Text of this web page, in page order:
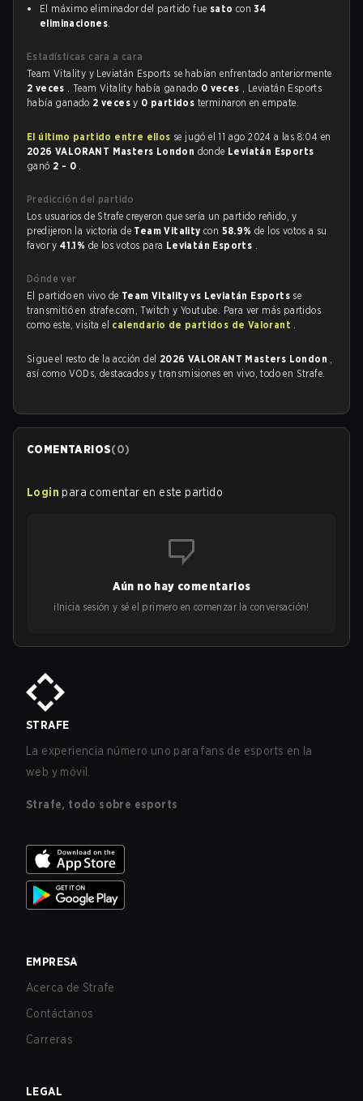
El máximo eliminador del partido fue sato con34
eliminaciones.
Estadísticas cara a cara
Team Vitality y Leviatán Esports se habían enfrentado anteriormente
2 veces . Team Vitality había ganado 0 veces , Leviatán Esports
había ganado 2 vecesy 0 partidos terminaron en empate.
El último partido entre ellos se jugó el 11 ago 2024 a las 8:04 en
2026 VALORANT Masters London donde Leviatán Esports
ganó 2 - 0 .
Predicción del partido
Los usuarios de Strafe creyeron que sería un partido reñido, y
predijeron la victoria de Team Vitalitycon 58.9%de los votos a su
favor y41.1% de los votos para Leviatán Esports .
Dónde ver
El partido en vivo de Team Vitality vs Leviatán Esports se
transmitió en strafe.com, Twitch y Youtube. Para ver más partidos
como este, visita el calendario de partidos de Valorant .
Sigue el resto de la acción del 2026 VALORANT Masters London ,
así como VODs, destacados y transmisiones en vivo, todo en Strafe.
COMENTARIOS(0)
Login para comentar en este partido
Aún no hay comentarios
¡Inicia sesión y sé el primero en comenzar la conversación!
STRAFE
La experiencia número uno para fans de esports en la
web y móvil.
Strafe, todo sobre esports
EMPRESA
Acerca de Strafe
Contáctanos
Carreras
LEGAL